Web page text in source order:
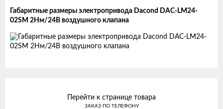
Габаритные размеры электропривода Dacond DAC-LM24-
02SM 2Нм/24В воздушного клапана
Перейти к странице товара
ЗАКАЗ ПО ТЕЛЕФОНУ